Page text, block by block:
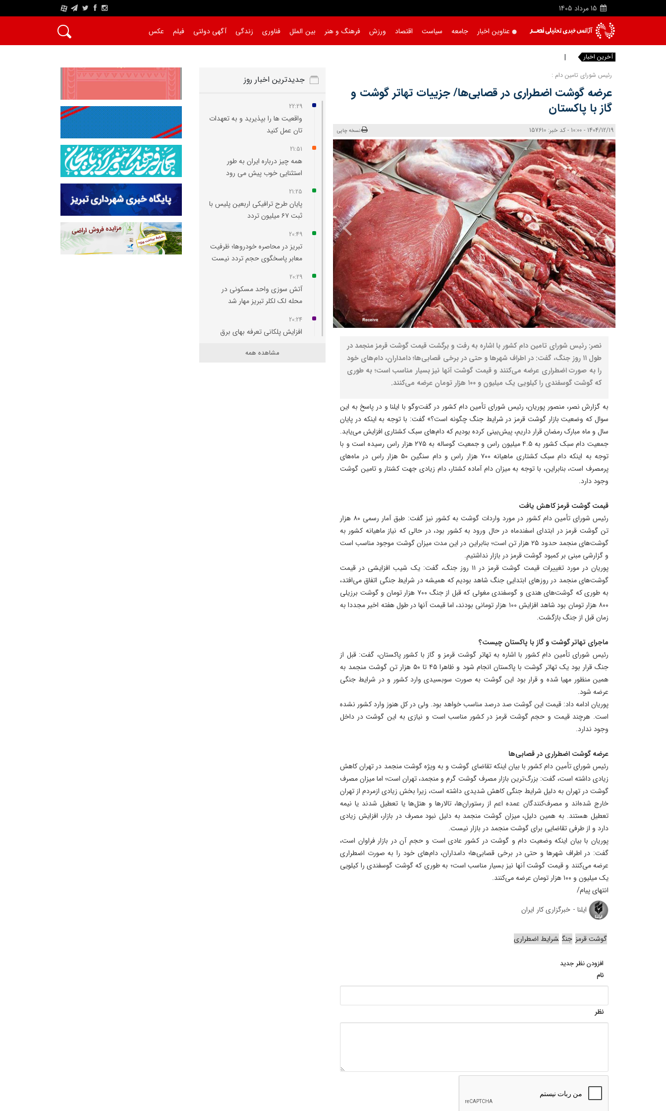
15 مرداد 1405
A
عناوین اخبار جامعه سیاست اقتصاد ورزش فرهنگ و هنر بین الملل فناوری زندگی آگهی دولتی فیلم عکس
آخرین اخبار واقعیت‌
رئیس شورای تامین دام :
عرضه گوشت اضطراری در قصابی‌ها/ جزییات تهاتر گوشت و
گاز با پاکستان
1404/12/19 - 10:00 - کد خبر: 157610 نسخه چاپی
نصر: رئیس شورای تامین دام کشور با اشاره به رفت و برگشت قیمت گوشت قرمز منجمد در
طول ۱۱ روز جنگ، گفت: در اطراف شهر‌ها و حتی در برخی قصابی‌ها؛ دامداران، دام‌های خود
را به صورت اضطراری عرضه می‌کنند و قیمت گوشت آنها نیز بسیار مناسب است؛ به طوری
که گوشت گوسفندی را کیلویی یک میلیون و ۱۰۰ هزار تومان عرضه می‌کنند.
به گزارش نصر، منصور پوریان، رئیس شورای تأمین دام کشور در گفت‌و‌گو با ایلنا و در پاسخ به این
سوال که وضعیت بازار گوشت قرمز در شرایط جنگ چگونه است؟» گفت: با توجه به اینکه در پایان
سال و ماه مبارک رمضان قرار داریم، پیش‌بینی کرده بودیم که دام‌های سبک کشتاری افزایش می‌یابد.
جمعیت دام سبک کشور به ۴.۵ میلیون راس و جمعیت گوساله به ۲۷۵ هزار راس رسیده است و با
توجه به اینکه دام سبک کشتاری ماهیانه ۷۰۰ هزار راس و دام سنگین ۵۰ هزار راس در ماه‌های
پرمصرف است، بنابراین، با توجه به میزان دام آماده کشتار، دام زیادی جهت کشتار و تامین گوشت
وجود دارد.
قیمت گوشت قرمز کاهش یافت
رئیس شورای تأمین دام کشور در مورد واردات گوشت به کشور نیز گفت: طبق آمار رسمی ۸۰ هزار
تن گوشت قرمز در ابتدای اسفندماه در حال ورود به کشور بود، در حالی که نیاز ماهیانه کشور به
گوشت‌های منجمد حدود ۲۵ هزار تن است؛ بنابراین در این مدت میزان گوشت موجود مناسب است
و گزارشی مبنی بر کمبود گوشت قرمز در بازار نداشتیم.
پوریان در مورد تغییرات قیمت گوشت قرمز در ۱۱ روز جنگ، گفت: یک شیب افزایشی در قیمت
گوشت‌های منجمد در روز‌های ابتدایی جنگ شاهد بودیم که همیشه در شرایط جنگی اتفاق می‌افتد،
به طوری که گوشت‌های هندی و گوسفندی مغولی که قبل از جنگ ۷۰۰ هزار تومان و گوشت برزیلی
۸۰۰ هزار تومان بود شاهد افزایش ۱۰۰ هزار تومانی بودند، اما قیمت آنها در طول هفته اخیر مجددا به
زمان قبل از جنگ بازگشت.
ماجرای تهاتر گوشت و گاز با پاکستان چیست؟
رئیس شورای تأمین دام کشور با اشاره به تهاتر گوشت قرمز و گاز با کشور پاکستان، گفت: قبل از
جنگ قرار بود یک تهاتر گوشت با پاکستان انجام شود و ظاهرا ۴۵ تا ۵۰ هزار تن گوشت منجمد به
همین منظور مهیا شده و قرار بود این گوشت به صورت سوبسیدی وارد کشور و در شرایط جنگی
عرضه شود.
پوریان ادامه داد: قیمت این گوشت صد درصد مناسب خواهد بود. ولی در کل هنوز وارد کشور نشده
است. هرچند قیمت و حجم گوشت قرمز در کشور مناسب است و نیازی به این گوشت در داخل
وجود ندارد.
عرضه گوشت اضطراری در قصابی‌ها
رئیس شورای تأمین دام کشور با بیان اینکه تقاضای گوشت و به ویژه گوشت منجمد در تهران کاهش
زیادی داشته است، گفت: بزرگ‌ترین بازار مصرف گوشت گرم و منجمد، تهران است؛ اما میزان مصرف
گوشت در تهران به دلیل شرایط جنگی کاهش شدیدی داشته است، زیرا بخش زیادی ازمردم از تهران
خارج شده‌اند و مصرف‌کنندگان عمده اعم از رستوران‌ها، تالار‌ها و هتل‌ها یا تعطیل شدند یا نیمه
تعطیل هستند. به همین دلیل، میزان گوشت منجمد به دلیل نبود مصرف در بازار، افزایش زیادی
دارد و از طرفی تقاضایی برای گوشت منجمد در بازار نیست.
پوریان با بیان اینکه وضعیت دام و گوشت در کشور عادی است و حجم آن در بازار فراوان است،
گفت: در اطراف شهر‌ها و حتی در برخی قصابی‌ها؛ دامداران، دام‌های خود را به صورت اضطراری
عرضه می‌کنند و قیمت گوشت آنها نیز بسیار مناسب است؛ به طوری که گوشت گوسفندی را کیلویی
یک میلیون و ۱۰۰ هزار تومان عرضه می‌کنند.
انتهای پیام/
ایلنا - خبرگزاری کار ایران
گوشت قرمز جنگ شرایط اضطراری
افزودن نظر جدید
نام
نظر
جدیدترین اخبار روز
22:29
واقعیت‌ ها را بپذیرید و به تعهدات‌
تان عمل کنید
21:51
همه چیز درباره ایران به طور
استثنایی خوب پیش می‌ رود
21:25
پایان طرح ترافیکی اربعین پلیس با
ثبت ۶۷ میلیون تردد
20:49
تبریز در محاصره خودروها؛ ظرفیت
معابر پاسخگوی حجم تردد نیست
20:29
آتش‌ سوزی واحد مسکونی در
محله لک‌ لکلر تبریز مهار شد
20:24
افزایش پلکانی تعرفه بهای برق
مشاهده همه